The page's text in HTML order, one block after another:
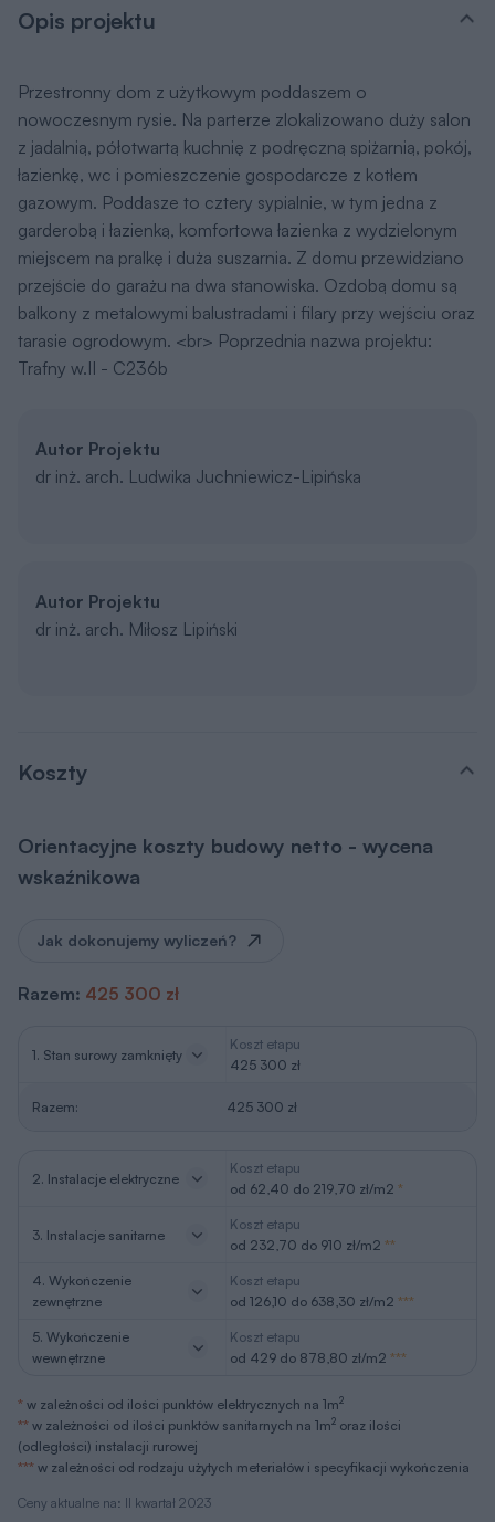
Opis projektu
Przestronny dom z użytkowym poddaszem o
nowoczesnym rysie. Na parterze zlokalizowano duży salon
z jadalnią, półotwartą kuchnię z podręczną spiżarnią, pokój,
łazienkę, wc i pomieszczenie gospodarcze z kotłem
gazowym. Poddasze to cztery sypialnie, w tym jedna z
garderobą i łazienką, komfortowa łazienka z wydzielonym
miejscem na pralkę i duża suszarnia. Z domu przewidziano
przejście do garażu na dwa stanowiska. Ozdobą domu są
balkony z metalowymi balustradami i filary przy wejściu oraz
tarasie ogrodowym. <br> Poprzednia nazwa projektu:
Trafny w.II - C236b
Autor Projektu
dr inż. arch. Ludwika Juchniewicz-Lipińska
Autor Projektu
dr inż. arch. Miłosz Lipiński
Koszty
Orientacyjne koszty budowy netto - wycena
wskaźnikowa
Ceny aktualne na: II kwartał 2023
Jak dokonujemy wyliczeń?
Razem: 425 300 zł
1. Stan surowy zamknięty
Koszt etapu
425 300 zł
Razem: 425 300 zł
2. Instalacje elektryczne
Koszt etapu
od 62,40 do 219,70 zł/m2 *
3. Instalacje sanitarne
Koszt etapu
od 232,70 do 910 zł/m2 **
4. Wykończenie
zewnętrzne
Koszt etapu
od 126,10 do 638,30 zł/m2 ***
5. Wykończenie
wewnętrzne
Koszt etapu
od 429 do 878,80 zł/m2 ***
* w zależności od ilości punktów elektrycznych na 1m2
** w zależności od ilości punktów sanitarnych na 1m2 oraz ilości
(odległości) instalacji rurowej
*** w zależności od rodzaju użytych meteriałów i specyfikacji wykończenia